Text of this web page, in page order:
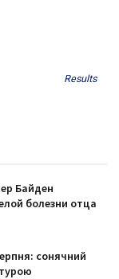
Results
Байден
болезни отца
сонячний